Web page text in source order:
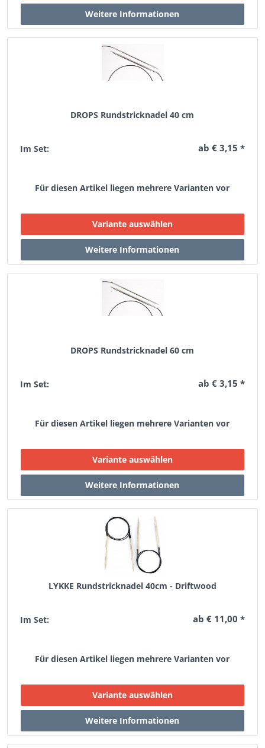
DROPS Rundstricknadel 40 cm
Im Set: ab € 3,15 *
Für diesen Artikel liegen mehrere Varianten vor
DROPS Rundstricknadel 60 cm
Im Set: ab € 3,15 *
Für diesen Artikel liegen mehrere Varianten vor
LYKKE Rundstricknadel 40cm - Driftwood
Im Set: ab € 11,00 *
Für diesen Artikel liegen mehrere Varianten vor